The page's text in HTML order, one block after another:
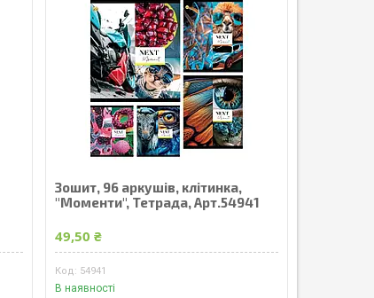
Зошит, 96 аркушів, клітинка,
"Моменти", Тетрада, Арт.54941
49,50 ₴
54941
В наявності